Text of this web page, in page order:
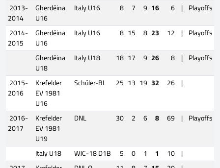
2013-
2014
Gherdëina
U16
Italy U16 8 7 9 16 6 | Playoffs
2014-
2015
Gherdëina
U16
Italy U16 8 15 8 23 12 | Playoffs
Gherdëina
U18
Italy U18 18 17 9 26 8 | Playoffs
2015-
2016
Krefelder
EV 1981
U16
Schüler-BL 25 13 19 32 26 |
2016-
2017
Krefelder
EV 1981
U19
DNL 30 2 6 8 69 | Playoffs
Italy U18 WJC-18 D1B 5 0 1 1 10 |